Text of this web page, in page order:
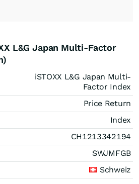
L&G Japan Multi-Factor
iSTOXX L&G Japan Multi-
Factor Index
Price Return
Index
CH1213342194
SWJMFGB
Schweiz